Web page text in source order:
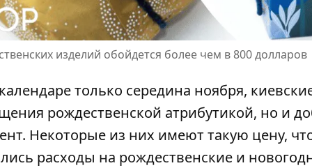
изделий обойдется более чем в 800 долларов
только середина ноября,
рождественской атрибутикой, но и
Некоторые из них имеют такую цену,
расходы на рождественские и